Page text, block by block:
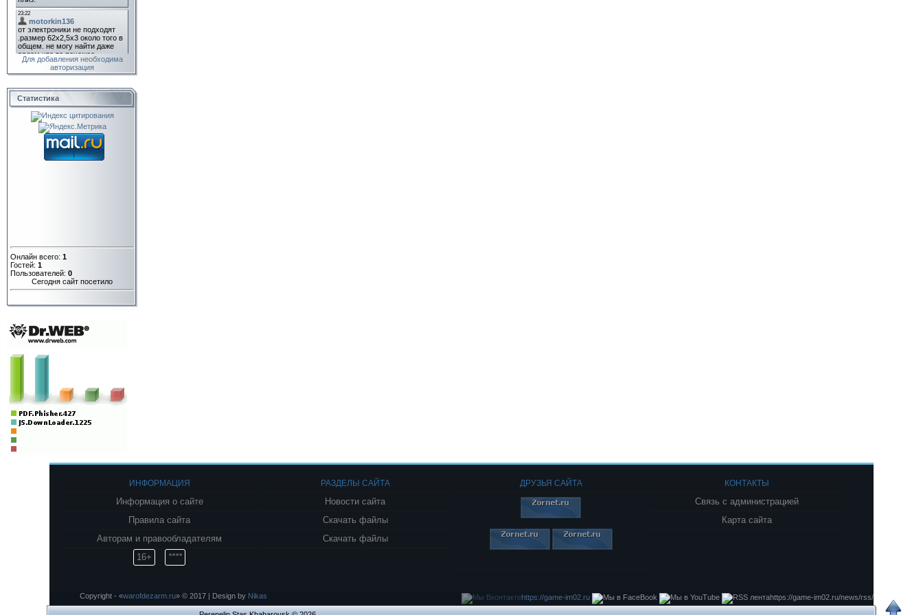
Для добавления необходима
авторизация
Статистика
Онлайн всего: 1
Гостей: 1
Пользователей: 0
Сегодня сайт посетило
ИНФОРМАЦИЯ РАЗДЕЛЫ САЙТА ДРУЗЬЯ САЙТА
КОНТАКТЫ
Информация о сайте
Правила сайта
Авторам и правообладателям
16+
****
Новости сайта
Скачать файлы
Скачать файлы
Связь с администрацией
Карта сайта
Copyright - «warofdezarm.ru» © 2017 | Design by Nikas https://game-im02.ru https://game-im02.ru/news/rss/